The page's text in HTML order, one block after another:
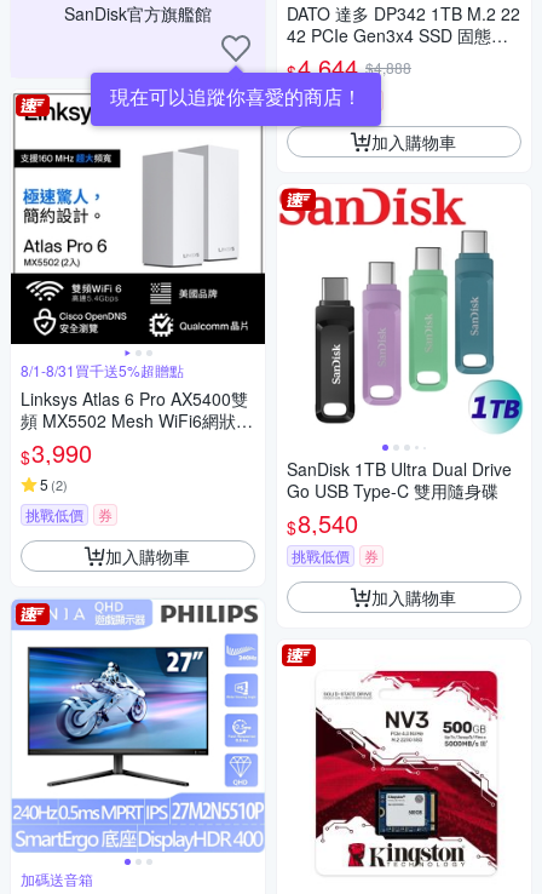
SanDisk官方旗艦館
現在可以追蹤你喜愛的商店！
8/1-8/31買千送5%超贈點
Linksys Atlas 6 Pro AX5400雙
頻 MX5502 Mesh WiFi6網狀路
由器(兩入)
$3,990
5 (2)
挑戰低價 券
加入購物車
加碼送音箱
DATO 達多 DP342 1TB M.2 22
42 PCIe Gen3x4 SSD 固態硬
碟(最高達讀:2500MB/s 寫:170
0MB/s)
$4,644 $4,888
挑戰低價
加入購物車
SanDisk 1TB Ultra Dual Drive
Go USB Type-C 雙用隨身碟
$8,540
挑戰低價 券
加入購物車